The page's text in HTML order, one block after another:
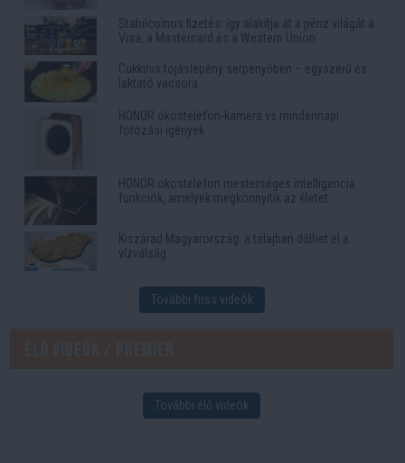
Stabilcoinos fizetés: így alakítja át a pénz világát a
Visa, a Mastercard és a Western Union
Cukkinis tojáslepény serpenyőben – egyszerű és
laktató vacsora
HONOR okostelefon-kamera vs mindennapi
fotózási igények
HONOR okostelefon mesterséges intelligencia
funkciók, amelyek megkönnyítik az életet
Kiszárad Magyarország: a talajban dőlhet el a
vízválság
További friss videók
További élő videók